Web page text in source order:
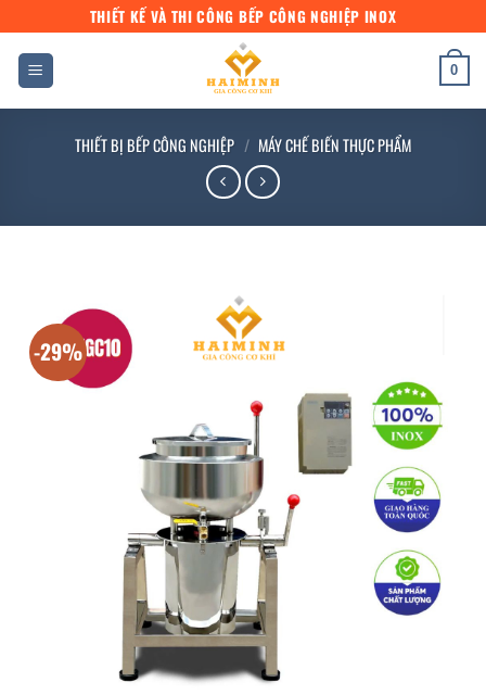
qua
dung
THIẾT KẾ VÀ THI CÔNG BẾP CÔNG NGHIỆP INOX
0
THIẾT BỊ BẾP CÔNG NGHIỆP / MÁY CHẾ BIẾN THỰC PHẨM
-29%